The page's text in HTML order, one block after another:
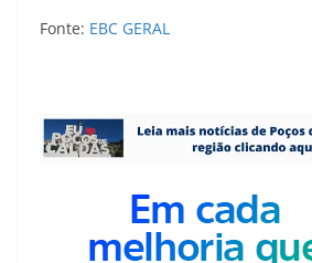
Fonte: EBC GERAL